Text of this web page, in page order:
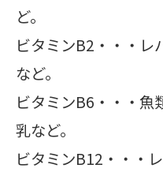
ど。
ビタミンB2・・・レ
など。
ビタミンB6・・・魚
乳など。
ビタミンB12・・・